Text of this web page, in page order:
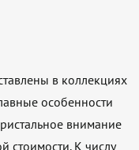
в коллекциях
особенности
внимание
стоимости. К числу